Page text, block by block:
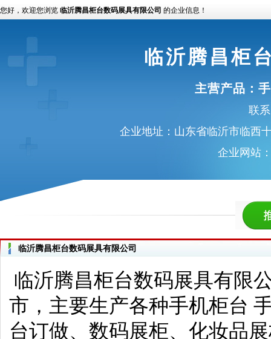
您好，欢迎您浏览 临沂腾昌柜台数码展具有限公司 的企业信息！
临沂腾昌柜
主营产品：
联
企业地址：山东省临沂市临西
企业网站
临沂腾昌柜台数码展具有限公司
临沂腾昌柜台数码展具有限
市，主要生产各种手机柜台
台订做、数码展柜、化妆品